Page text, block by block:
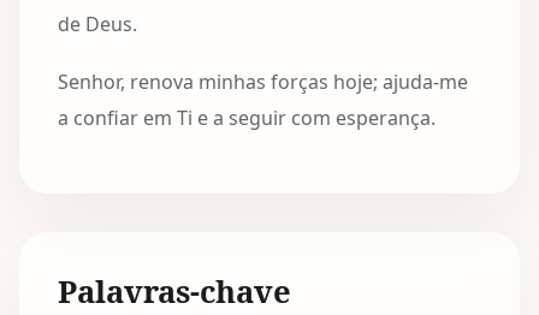
de Deus.
Senhor, renova minhas forças hoje; ajuda-me
a confiar em Ti e a seguir com esperança.
Palavras-chave